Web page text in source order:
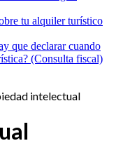
tu alquiler turístico
que declarar cuando
(Consulta fiscal)
intelectual